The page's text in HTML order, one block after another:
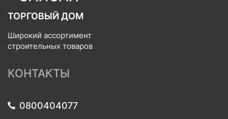
ТОРГОВЫЙ ДОМ
Широкий ассортимент
строительных товаров
КОНТАКТЫ
0800404077